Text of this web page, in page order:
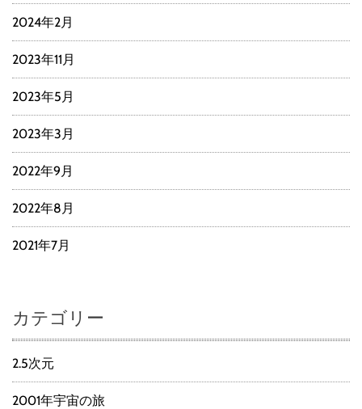
2024年2月
2023年11月
2023年5月
2023年3月
2022年9月
2022年8月
2021年7月
カテゴリー
2.5次元
2001年宇宙の旅